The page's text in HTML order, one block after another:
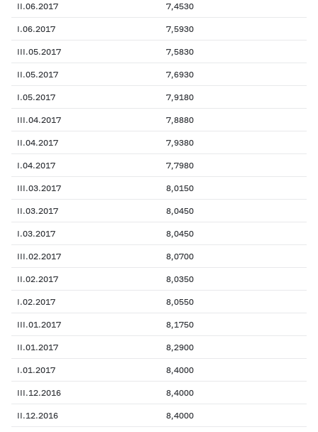
II.06.2017 7,4530
I.06.2017 7,5930
III.05.2017 7,5830
II.05.2017 7,6930
I.05.2017 7,9180
III.04.2017 7,8880
II.04.2017 7,9380
I.04.2017 7,7980
III.03.2017 8,0150
II.03.2017 8,0450
I.03.2017 8,0450
III.02.2017 8,0700
II.02.2017 8,0350
I.02.2017 8,0550
III.01.2017 8,1750
II.01.2017 8,2900
I.01.2017 8,4000
III.12.2016 8,4000
II.12.2016 8,4000